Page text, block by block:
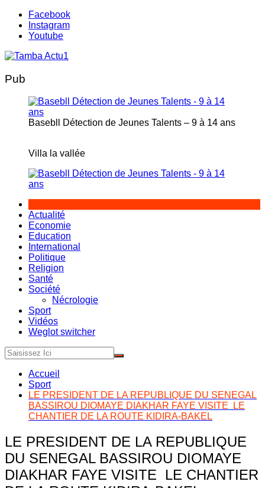
Aller
contenu
Facebook
Instagram
Youtube
Pub
Basebll Détection de Jeunes Talents – 9 à 14 ans
Villa la vallée
Actualité
Economie
Education
International
Politique
Religion
Santé
Société
Nécrologie
Sport
Vidéos
Weglot switcher
Accueil
Sport
LE PRESIDENT DE LA REPUBLIQUE DU SENEGAL
BASSIROU DIOMAYE DIAKHAR FAYE VISITE LE
CHANTIER DE LA ROUTE KIDIRA-BAKEL
LE PRESIDENT DE LA REPUBLIQUE
DU SENEGAL BASSIROU DIOMAYE
DIAKHAR FAYE VISITE LE CHANTIER